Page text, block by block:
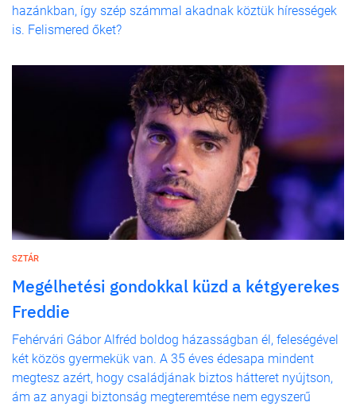
hazánkban, így szép számmal akadnak köztük hírességek
is. Felismered őket?
SZTÁR
Megélhetési gondokkal küzd a kétgyerekes
Freddie
Fehérvári Gábor Alfréd boldog házasságban él, feleségével
két közös gyermekük van. A 35 éves édesapa mindent
megtesz azért, hogy családjának biztos hátteret nyújtson,
ám az anyagi biztonság megteremtése nem egyszerű